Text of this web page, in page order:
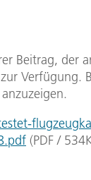
Beitrag, der
Verfügung.
(PDF / 534